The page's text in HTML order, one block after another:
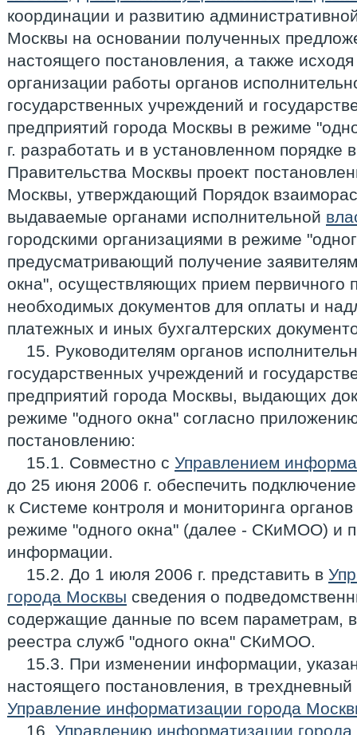
координации и развитию
Москвы на основании полученных
настоящего постановления, а также
организации работы органов
государственных учреждений и
предприятий города Москвы в режиме
г. разработать и в установленном порядке
Правительства Москвы проект
Москвы, утверждающий Порядок
выдаваемые органами исполнительной
городскими организациями в режиме
предусматривающий получение
окна", осуществляющих прием первичного
необходимых документов для оплаты и
платежных и иных бухгалтерских
15. Руководителям органов
государственных учреждений и
предприятий города Москвы, выдающих
режиме "одного окна" согласно
постановлению:
15.1. Совместно с Управлением
до 25 июня 2006 г. обеспечить
к Системе контроля и мониторинга
режиме "одного окна" (далее - СКиМОО) и
информации.
15.2. До 1 июля 2006 г. представить в
города Москвы сведения о
содержащие данные по всем параметрам,
реестра служб "одного окна" СКиМОО.
15.3. При изменении информации,
настоящего постановления, в
Управление информатизации города
16. Управлению информатизации